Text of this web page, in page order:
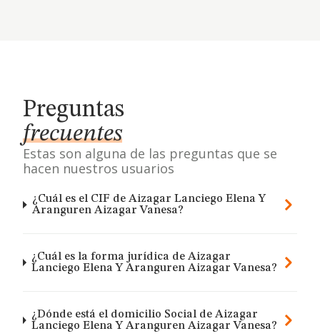
Preguntas
frecuentes
Estas son alguna de las preguntas que se
hacen nuestros usuarios
¿Cuál es el CIF de Aizagar Lanciego Elena Y
Aranguren Aizagar Vanesa?
¿Cuál es la forma jurídica de Aizagar
Lanciego Elena Y Aranguren Aizagar Vanesa?
¿Dónde está el domicilio Social de Aizagar
Lanciego Elena Y Aranguren Aizagar Vanesa?